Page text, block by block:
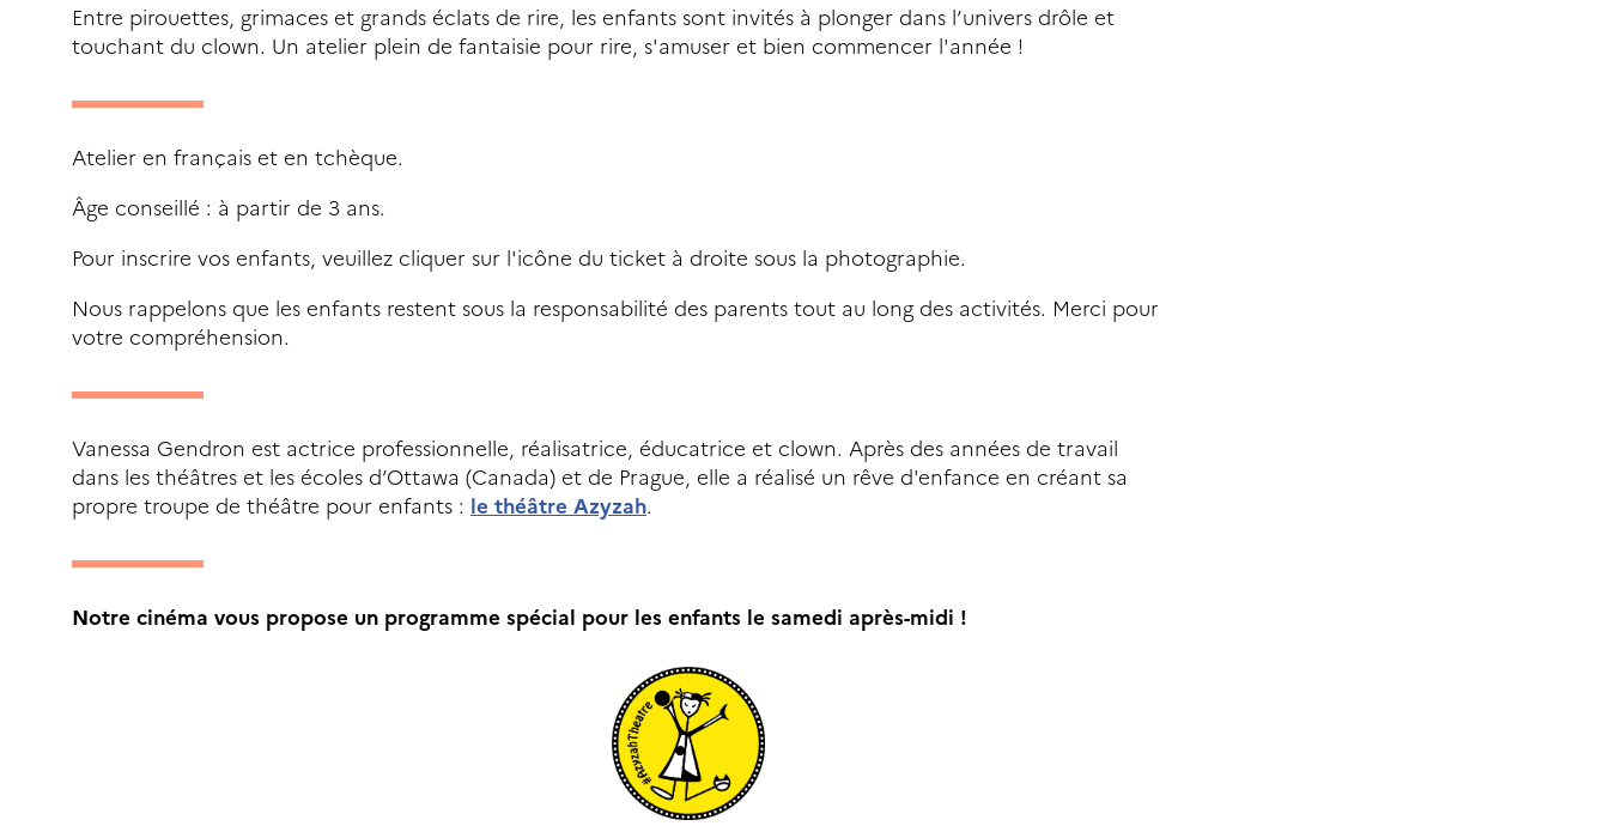
Entre pirouettes, grimaces et grands éclats de rire, les enfants sont invités à plonger dans l’univers drôle et
touchant du clown. Un atelier plein de fantaisie pour rire, s'amuser et bien commencer l'année !
Atelier en français et en tchèque.
Âge conseillé : à partir de 3 ans.
Pour inscrire vos enfants, veuillez cliquer sur l'icône du ticket à droite sous la photographie.
Nous rappelons que les enfants restent sous la responsabilité des parents tout au long des activités. Merci pour
votre compréhension.
Vanessa Gendron est actrice professionnelle, réalisatrice, éducatrice et clown. Après des années de travail
dans les théâtres et les écoles d’Ottawa (Canada) et de Prague, elle a réalisé un rêve d'enfance en créant sa
propre troupe de théâtre pour enfants : le théâtre Azyzah.
Notre cinéma vous propose un programme spécial pour les enfants le samedi après-midi !